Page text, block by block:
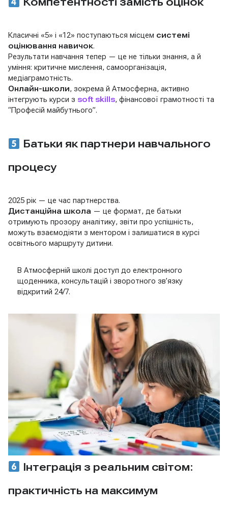
Класичні «5» і «12» поступаються місцем системі
оцінювання навичок.
Результати навчання тепер — це не тільки знання, а й
уміння: критичне мислення, самоорганізація,
медіаграмотність.
Онлайн-школи, зокрема й Атмосферна, активно
інтегрують курси з soft skills, фінансової грамотності та
“Професій майбутнього”.
Батьки як партнери навчального
процесу
2025 рік — це час партнерства.
Дистанційна школа — це формат, де батьки
отримують прозору аналітику, звіти про успішність,
можуть взаємодіяти з ментором і залишатися в курсі
освітнього маршруту дитини.
В Атмосферній школі доступ до електронного
щоденника, консультацій і зворотного зв’язку
відкритий 24/7.
Інтеграція з реальним світом:
практичність на максимум